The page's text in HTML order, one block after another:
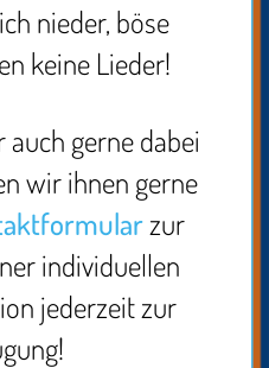
nieder, böse
keine Lieder!
auch gerne dabei
wir ihnen gerne
zur
individuellen
jederzeit zur